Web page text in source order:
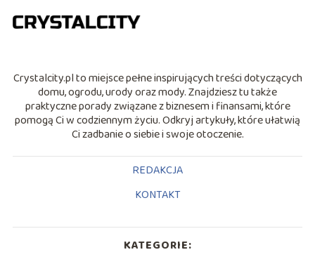
Crystalcity.pl to miejsce pełne inspirujących treści dotyczących
domu, ogrodu, urody oraz mody. Znajdziesz tu także
praktyczne porady związane z biznesem i finansami, które
pomogą Ci w codziennym życiu. Odkryj artykuły, które ułatwią
Ci zadbanie o siebie i swoje otoczenie.
REDAKCJA
KONTAKT
KATEGORIE: